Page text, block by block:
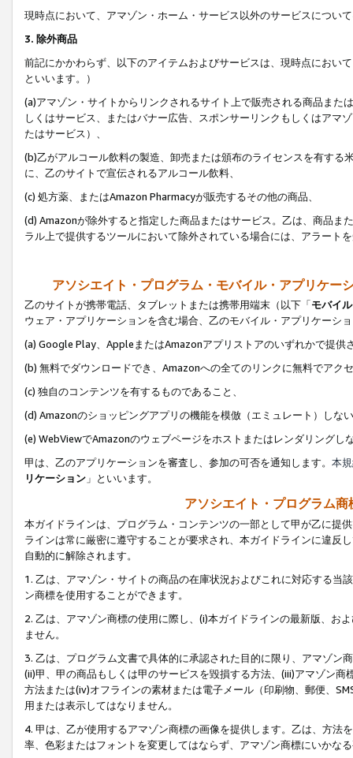
現時点において、アマゾン・ホーム・サービス以外のサービスについ
3. 除外商品
前記にかかわらず、以下のアイテムおよびサービスは、現時点におい
といいます。）
(a)アマゾン・サイトからリンクされるサイト上で販売される商品ま
しくはサービス、またはバナー広告、スポンサーリンクもしくはアマ
たはサービス）、
(b)乙がアルコール飲料の製造、卸売または頒布のライセンスを有す
に、乙のサイトで宣伝されるアルコール飲料、
(c) 処方薬、またはAmazon Pharmacyが販売するその他の商品、
(d) Amazonが除外すると指定した商品またはサービス。乙は、商品ま
ラル上で提供するツールにおいて除外されている場合には、アラート
アソシエイト・プログラム・モバイル・アプリケー
乙のサイトが携帯電話、タブレットまたは携帯用端末（以下「モバイ
ウェア・アプリケーションを含む場合、乙のモバイル・アプリケーシ
(a) Google Play、AppleまたはAmazonアプリストアのいずれかで提供
(b) 無料でダウンロードでき、Amazonへの全てのリンクに無料でアク
(c) 独自のコンテンツを有するものであること、
(d) Amazonのショッピングアプリの機能を模倣（エミュレート）しな
(e) WebViewでAmazonのウェブページをホストまたはレンダリングし
甲は、乙のアプリケーションを審査し、参加の可否を通知します。 本
リケーション 」といいます。
アソシエイト・プログラム
本ガイドラインは、プログラム・コンテンツの一部として甲が乙に提
ラインは常に厳密に遵守することが要求され、本ガイドラインに違反
自動的に解除されます。
1. 乙は、アマゾン・サイトの商品の在庫状況およびこれに対応する
ン商標を使用することができます。
2. 乙は、アマゾン商標の使用に際し、(i)本ガイドラインの最新版、お
ません。
3. 乙は、プログラム文書で具体的に承認された目的に限り、アマゾン
(ii)甲、甲の商品もしくは甲のサービスを毀損する方法、(iii)アマゾン
方法または(iv)オフラインの素材または電子メール（印刷物、郵便、
用または表示してはなりません。
4. 甲は、乙が使用するアマゾン商標の画像を提供します。乙は、方
率、色彩またはフォントを変更してはならず、アマゾン商標にいかな